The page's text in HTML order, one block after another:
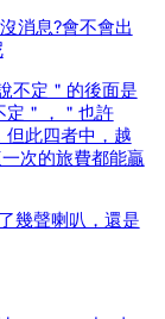
消息?會不會出
不定＂的後面是
定＂，＂也許
但此四者中，越
次的旅費都能贏
幾聲喇叭，還是